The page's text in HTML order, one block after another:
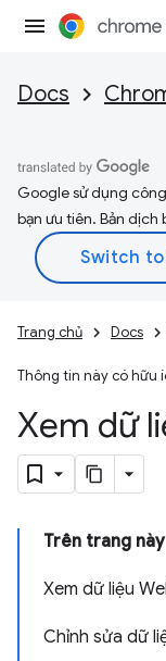
Docs
Google sử dụng
bạn ưu tiên. Bản dịch
Trang chủ Docs
Thông tin này có hữu
Xem dữ
Trên trang này
Xem dữ liệu
Chỉnh sửa dữ